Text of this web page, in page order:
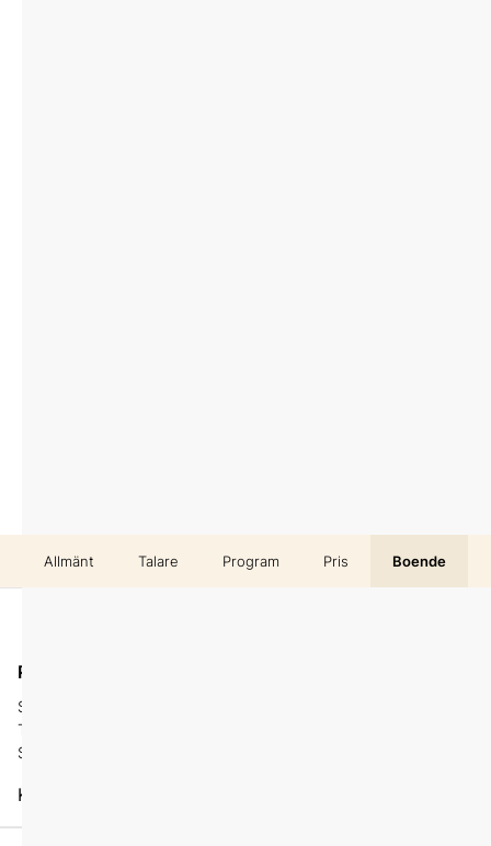
Allmänt Talare Program Pris Boende
På plats
Stockholm View
Tegelbacken 4
Stockholm
Karta